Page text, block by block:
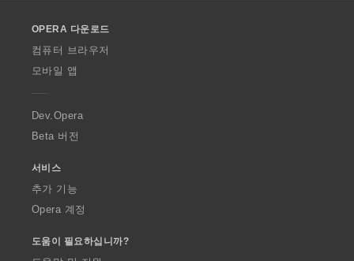
w
O
p
a
OPERA 다운로드
컴퓨터 브라우저
모바일 앱
Dev.Opera
Beta 버전
서비스
추가 기능
Opera 계정
도움이 필요하십니까?